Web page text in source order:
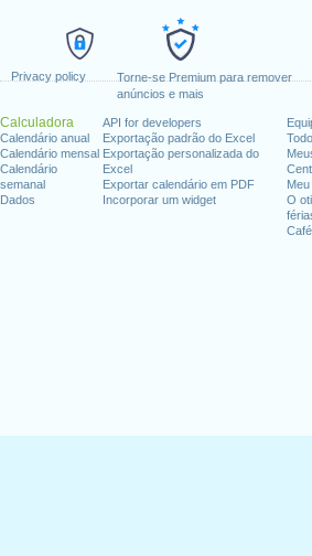
Privacy policy
Torne-se Premium para remover
anúncios e mais
Calculadora
Calendário anual
Calendário mensal
Calendário
semanal
Dados
API for developers
Exportação padrão do Excel
Exportação personalizada do
Excel
Exportar calendário em PDF
Incorporar um widget
O